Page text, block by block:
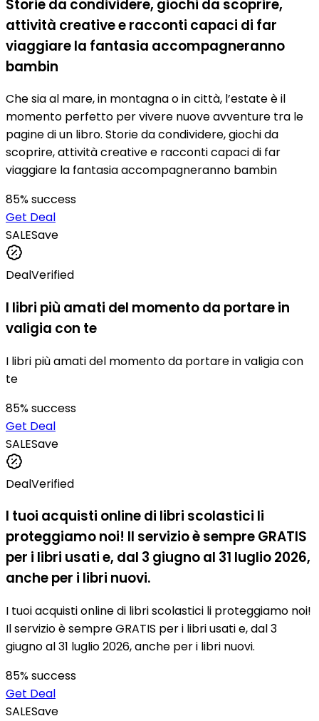
Storie da condividere, giochi da scoprire,
attività creative e racconti capaci di far
viaggiare la fantasia accompagneranno
bambin
Che sia al mare, in montagna o in città, l’estate è il
momento perfetto per vivere nuove avventure tra le
pagine di un libro. Storie da condividere, giochi da
scoprire, attività creative e racconti capaci di far
viaggiare la fantasia accompagneranno bambin
85% success
Get Deal
SALESave
DealVerified
I libri più amati del momento da portare in
valigia con te
I libri più amati del momento da portare in valigia con
te
85% success
Get Deal
SALESave
DealVerified
I tuoi acquisti online di libri scolastici li
proteggiamo noi! Il servizio è sempre GRATIS
per i libri usati e, dal 3 giugno al 31 luglio 2026,
anche per i libri nuovi.
I tuoi acquisti online di libri scolastici li proteggiamo noi!
Il servizio è sempre GRATIS per i libri usati e, dal 3
giugno al 31 luglio 2026, anche per i libri nuovi.
85% success
Get Deal
SALESave